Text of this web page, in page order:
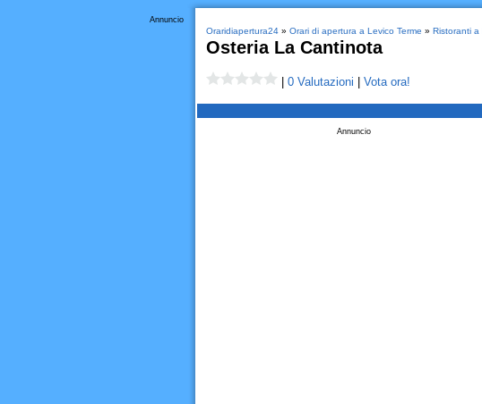
Annuncio
Oraridiapertura24» Orari di apertura a Levico Terme » Ristoranti a
Osteria La Cantinota
0 Valutazioni Vota ora!
Annuncio